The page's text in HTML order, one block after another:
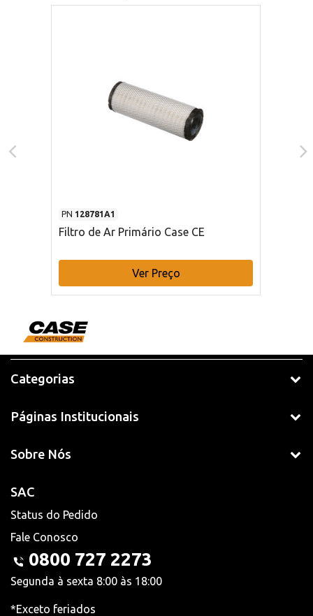
PN 128781A1
Filtro de Ar Primário Case CE
Ver Preço
Categorias
Páginas Institucionais
Sobre Nós
SAC
Status do Pedido
Fale Conosco
0800 727 2273
Segunda à sexta 8:00 às 18:00
*Exceto feriados